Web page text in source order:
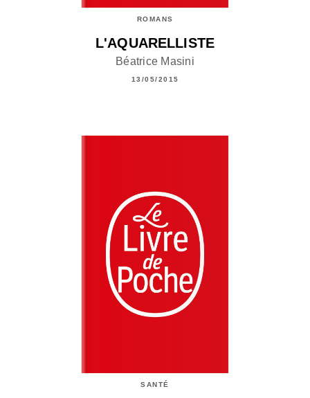
ROMANS
L'AQUARELLISTE
Béatrice Masini
13/05/2015
SANTÉ